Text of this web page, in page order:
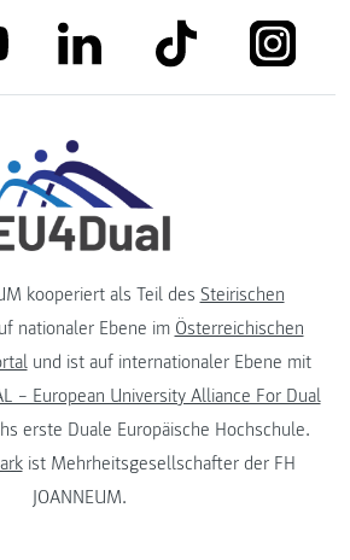
link to youtubelink to linkedinlink to tiktok link to
kooperiert als Teil des Steirischen
nationaler Ebene im Österreichischen
und ist auf internationaler Ebene mit
– European University Alliance For Dual
erste Duale Europäische Hochschule.
ist Mehrheitsgesellschafter der FH
JOANNEUM.